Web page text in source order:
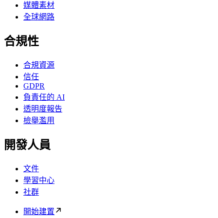
媒體素材
全球網路
合規性
合規資源
信任
GDPR
負責任的 AI
透明度報告
檢舉濫用
開發人員
文件
學習中心
社群
開始建置